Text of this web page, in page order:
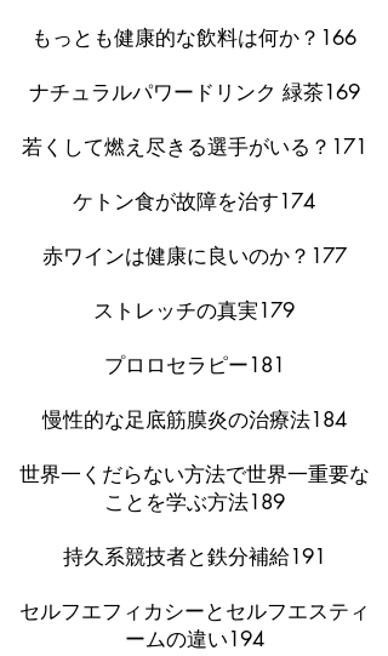
もっとも健康的な飲料は何か？166
ナチュラルパワードリンク 緑茶169
若くして燃え尽きる選手がいる？171
ケトン食が故障を治す174
赤ワインは健康に良いのか？177
ストレッチの真実179
プロロセラピー181
慢性的な足底筋膜炎の治療法184
世界一くだらない方法で世界一重要な
ことを学ぶ方法189
持久系競技者と鉄分補給191
セルフエフィカシーとセルフエスティ
ームの違い194